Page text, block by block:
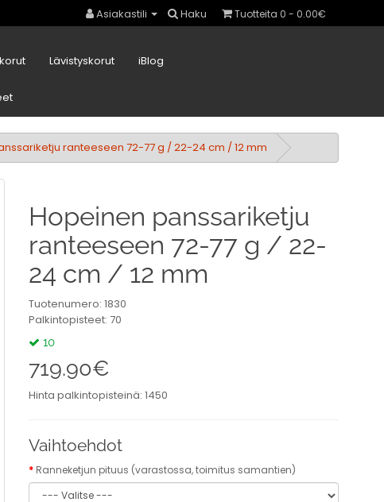
Asiakastili Haku Tuotteita 0 - 0.00€
Lävistyskorut iBlog
ranteeseen 72-77 g / 22-24 cm / 12 mm
Hopeinen panssariketju
ranteeseen 72-77 g / 22-
24 cm / 12 mm
Tuotenumero: 1830
Palkintopisteet: 70
10
719.90€
Hinta palkintopisteinä: 1450
Vaihtoehdot
Ranneketjun pituus (varastossa, toimitus samantien)